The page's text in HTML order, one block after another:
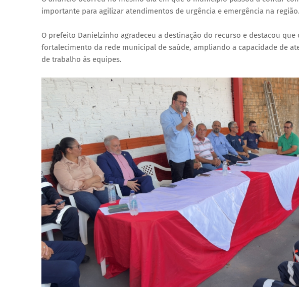
importante para agilizar atendimentos de urgência e emergência na região.
O prefeito Danielzinho agradeceu a destinação do recurso e destacou
fortalecimento da rede municipal de saúde, ampliando a capacidade de
de trabalho às equipes.